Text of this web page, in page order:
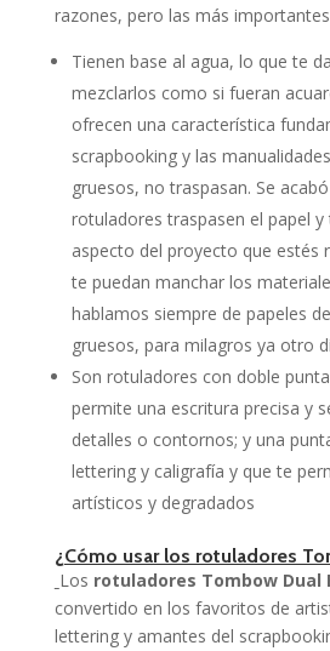
razones, pero las más
Tienen base al agua, lo que te
mezclarlos como si fueran
ofrecen una característica
scrapbooking y las
gruesos, no traspasan. Se
rotuladores traspasen el papel
aspecto del proyecto que estés
te puedan manchar los
hablamos siempre de papeles
gruesos, para milagros ya otro
Son rotuladores con doble
permite una escritura precisa y
detalles o contornos; y una
lettering y caligrafía y que te
artísticos y degradados
¿Cómo usar los rotuladores
Los rotuladores Tombow Dual
convertido en los favoritos de
lettering y amantes del